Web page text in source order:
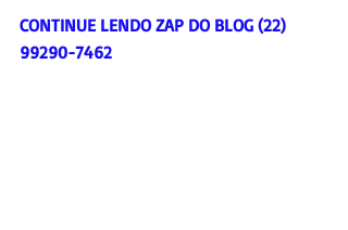
CONTINUE LENDO ZAP DO BLOG (22)
99290-7462